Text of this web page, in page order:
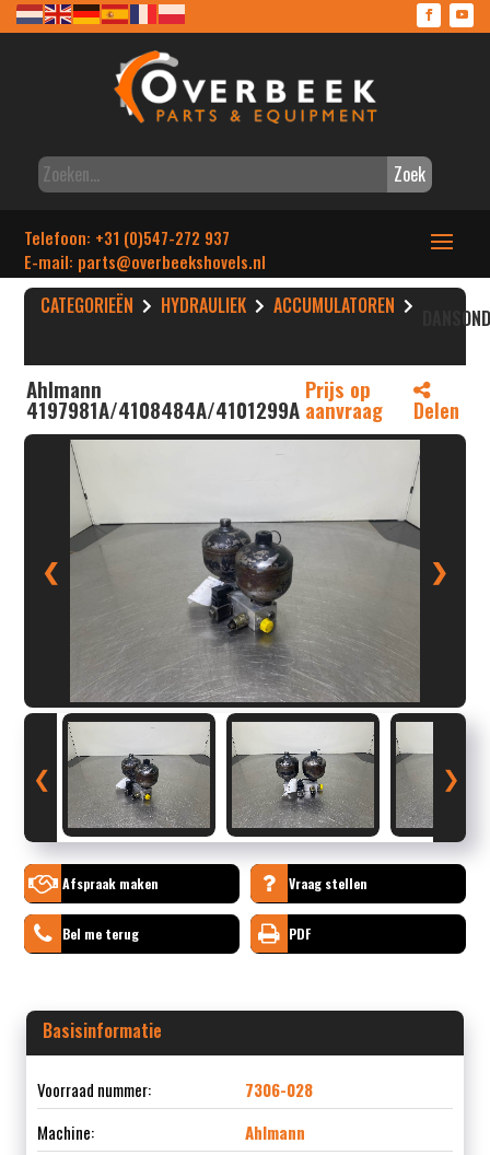
Zoek
Telefoon: +31 (0)547-272 937
E-mail: parts@overbeekshovels.nl
CATEGORIEËN HYDRAULIEK ACCUMULATOREN
Ahlmann
4197981A/4108484A/4101299A
Prijs op
aanvraag Delen
❮ ❯
❮ ❯
Afspraak maken Vraag stellen
Bel me terug PDF
Basisinformatie
Voorraad nummer:
7306-028
Machine:
Ahlmann